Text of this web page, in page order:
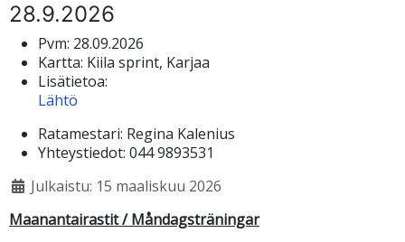
28.9.2026
Pvm: 28.09.2026
Kartta: Kiila sprint, Karjaa
Lisätietoa:
Lähtö
Ratamestari: Regina Kalenius
Yhteystiedot: 044 9893531
Julkaistu: 15 maaliskuu 2026
Maanantairastit / Måndagsträningar